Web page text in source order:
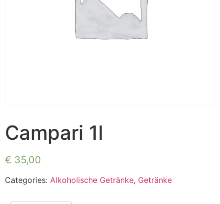
Campari 1l
€ 35,00
Categories: Alkoholische Getränke, Getränke